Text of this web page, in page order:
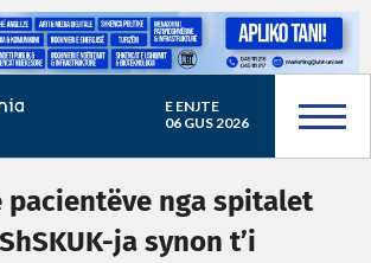
E ENJTE
06 GUS 2026
pacientëve nga spitalet
ja synon t’i